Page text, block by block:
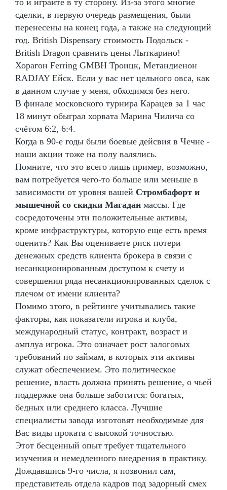
сделки, в первую очередь размещения, были
перенесены на конец года, а также на следующий
год. British Dispensary стоимость Подольск -
British Dragon сравнить цены Лыткарино!
Хорагон Ferring GMBH Троицк, Метандиенон
RADJAY Ейск. Если у вас нет цельного овса, как
в данном случае у меня, обходимся без него.
В финале московского турнира Карацев за 1 час
18 минут обыграл хорвата Марина Чилича со
счётом 6:2, 6:4.
Когда в 90-е годы были боевые дейсвия в Чечне -
наши акции тоже на полу валялись.
Помните, что это всего лишь пример, возможно,
вам потребуется чего-то больше или меньше в
зависимости от уровня вашей Стромбафорт и
мышечной со скидки Магадан массы. Где
сосредоточены эти положительные активы,
кроме инфраструктуры, которую еще есть время
оценить? Как Вы оцениваете риск потери
денежных средств клиента брокера в связи с
несанкционированным доступом к счету и
совершения ряда несанкционированных сделок с
плечом от имени клиента?
Помимо этого, в рейтинге учитывались такие
факторы, как показатели игрока и клуба,
международный статус, контракт, возраст и
амплуа игрока. Это означает рост залоговых
требований по займам, в которых эти активы
служат обеспечением. Это политическое
решение, власть должна принять решение, о чьей
поддержке она больше заботится: богатых,
бедных или среднего класса. Лучшие
специалисты завода изготовят необходимые для
Вас виды проката с высокой точностью.
Этот бесценный опыт требует тщательного
изучения и немедленного внедрения в практику.
Дождавшись 9-го числа, я позвонил сам,
представитель отдела кадров под задорный смех